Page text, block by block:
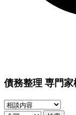
債務整理 専門